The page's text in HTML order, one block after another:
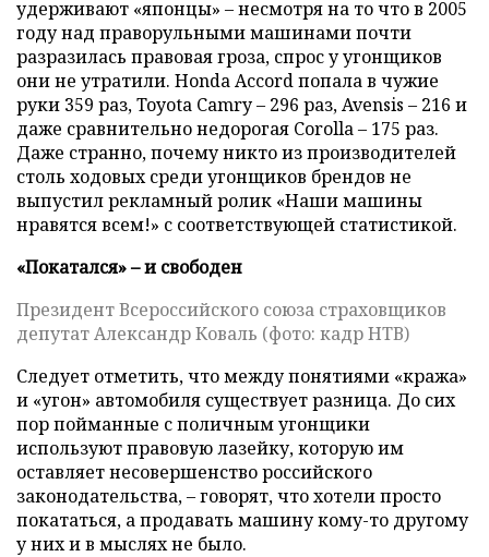
удерживают «японцы» – несмотря на то что в 2005
году над праворульными машинами почти
разразилась правовая гроза, спрос у угонщиков
они не утратили. Honda Accord попала в чужие
руки 359 раз, Toyota Camry – 296 раз, Avensis – 216 и
даже сравнительно недорогая Corolla – 175 раз.
Даже странно, почему никто из производителей
столь ходовых среди угонщиков брендов не
выпустил рекламный ролик «Наши машины
нравятся всем!» с соответствующей статистикой.
«Покатался» – и свободен
Президент Всероссийского союза страховщиков
депутат Александр Коваль (фото: кадр НТВ)
Следует отметить, что между понятиями «кража»
и «угон» автомобиля существует разница. До сих
пор пойманные с поличным угонщики
используют правовую лазейку, которую им
оставляет несовершенство российского
законодательства, – говорят, что хотели просто
покататься, а продавать машину кому-то другому
у них и в мыслях не было.